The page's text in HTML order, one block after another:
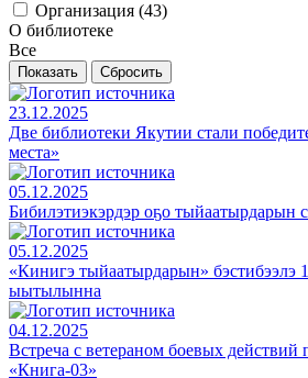
Организация (43)
О библиотеке
Все
23.12.2025
Две библиотеки Якутии стали
места»
05.12.2025
Бибилэтиэкэрдэр оҕо тыйаатырдарын
05.12.2025
«Кинигэ тыйаатырдарын» бэстибээлэ
ыытылынна
04.12.2025
Встреча с ветераном боевых действий
«Книга-03»